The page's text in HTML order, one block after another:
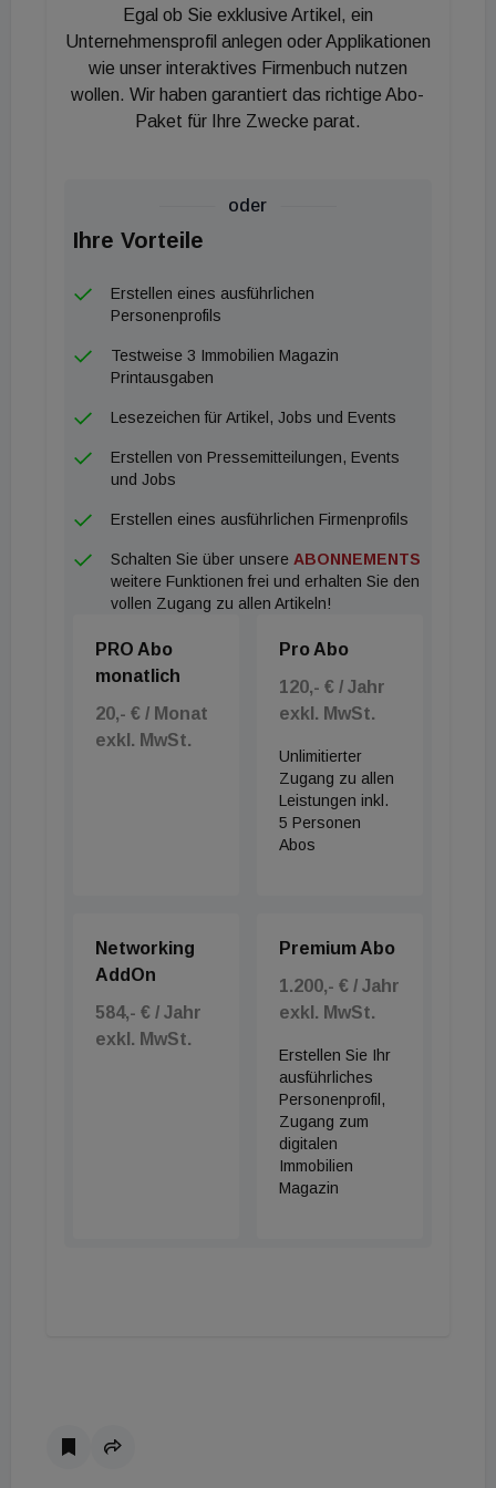
hat Seltenheitswert am Wiener Immobilienmarkt!"
sagt Michael Schmidt, Geschäftsführer 3SI
Immogroup. Die Fertigstellung von Gloria ist für das
3. Quartal 2023 geplant.
Egal ob Sie exklusive Artikel, ein
Unternehmensprofil anlegen oder Applikationen
wie unser interaktives Firmenbuch nutzen
wollen. Wir haben garantiert das richtige Abo-
Paket für Ihre Zwecke parat.
oder
Ihre Vorteile
Erstellen eines ausführlichen
Personenprofils
Testweise 3 Immobilien Magazin
Printausgaben
Lesezeichen für Artikel, Jobs und Events
Erstellen von Pressemitteilungen, Events
und Jobs
Erstellen eines ausführlichen Firmenprofils
Schalten Sie über unsere ABONNEMENTS
weitere Funktionen frei und erhalten Sie den
vollen Zugang zu allen Artikeln!
PRO Abo
monatlich
20,- € / Monat
exkl. MwSt.
Pro Abo
120,- € / Jahr
exkl. MwSt.
Unlimitierter
Zugang zu allen
Leistungen inkl.
5 Personen
Abos
Networking
AddOn
584,- € / Jahr
exkl. MwSt.
Premium Abo
1.200,- € / Jahr
exkl. MwSt.
Erstellen Sie Ihr
ausführliches
Personenprofil,
Zugang zum
digitalen
Immobilien
Magazin